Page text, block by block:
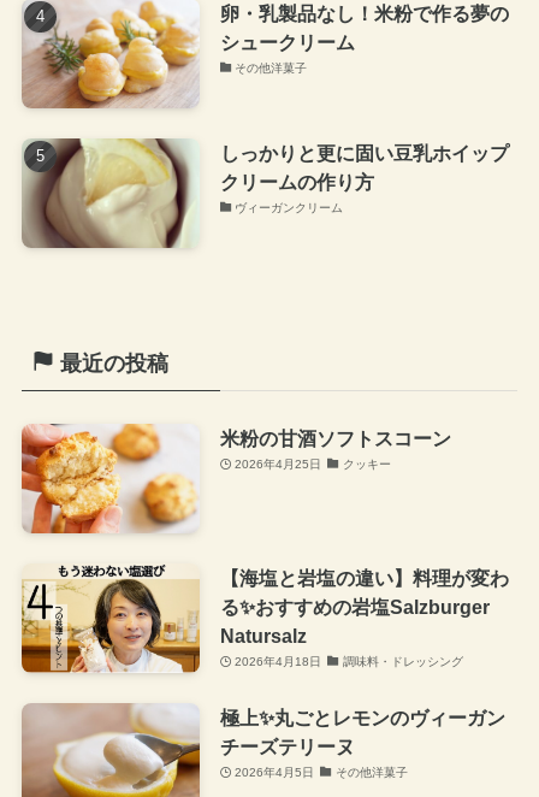
卵・乳製品なし！米粉で作る夢の
シュークリーム
その他洋菓子
しっかりと更に固い豆乳ホイップ
クリームの作り方
ヴィーガンクリーム
最近の投稿
米粉の甘酒ソフトスコーン
2026年4月25日 クッキー
【海塩と岩塩の違い】料理が変わ
る✨おすすめの岩塩Salzburger
Natursalz
2026年4月18日 調味料・ドレッシング
極上✨丸ごとレモンのヴィーガン
チーズテリーヌ
2026年4月5日 その他洋菓子